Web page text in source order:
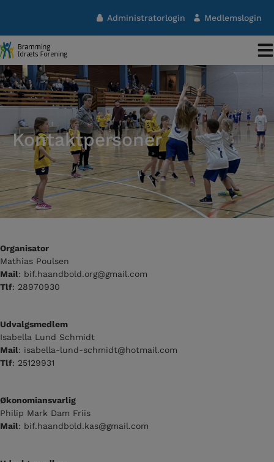
Administratorlogin Medlemslogin
Kontaktpersoner
Organisator
Mathias Poulsen
Mail: bif.haandbold.org@gmail.com
Tlf: 28970930
Udvalgsmedlem
Isabella Lund Schmidt
Mail: isabella-lund-schmidt@hotmail.com
Tlf: 25129931
Økonomiansvarlig
Philip Mark Dam Friis
Mail: bif.haandbold.kas@gmail.com